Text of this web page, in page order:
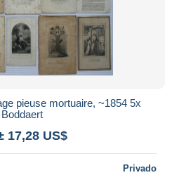
pieuse mortuaire, ~1854 5x
Boddaert
17,28 US$
Privado